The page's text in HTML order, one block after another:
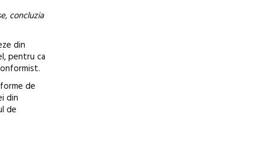
concluzia
din
pentru ca
de
din
de